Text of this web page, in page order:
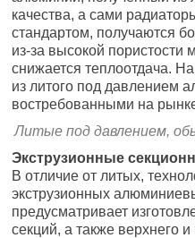
качества, а сами
стандартом, получаются
из-за высокой пористости
снижается теплоотдача.
из литого под давлением
востребованными на
Литые под давлением,
Экструзионные
В отличие от литых,
экструзионных
предусматривает
секций, а также верхнего